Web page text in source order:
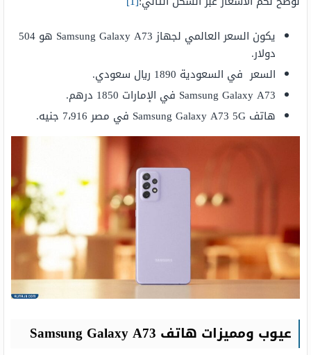
يكون السعر العالمي لجهاز Samsung Galaxy A73 هو 504
دولار.
السعر في السعودية 1890 ريال سعودي.
Samsung Galaxy A73 في الإمارات 1850 درهم.
هاتف Samsung Galaxy A73 5G في مصر 7،916 جنيه.
عيوب ومميزات هاتف Samsung Galaxy A73